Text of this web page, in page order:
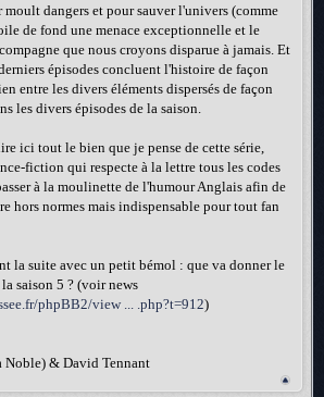
moult dangers et pour sauver l'univers (comme
de fond une menace exceptionnelle et le
que nous croyons disparue à jamais. Et
épisodes concluent l'histoire de façon
entre les divers éléments dispersés de façon
les divers épisodes de la saison.
ici tout le bien que je pense de cette série,
fiction qui respecte à la lettre tous les codes
à la moulinette de l'humour Anglais afin de
hors normes mais indispensable pour tout fan
la suite avec un petit bémol : que va donner le
saison 5 ? (voir news
phpBB2/view ... .php?t=912)
Noble) & David Tennant